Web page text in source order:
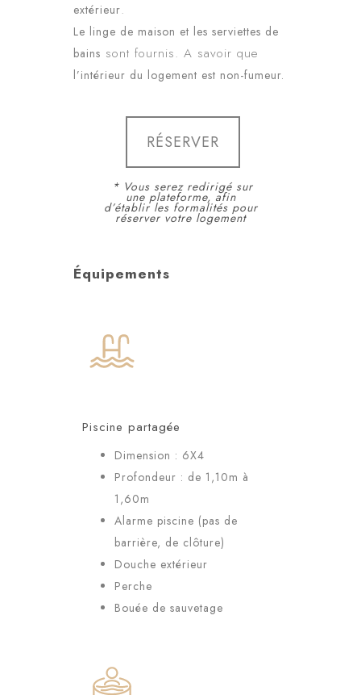
extérieur.
Le linge de maison et les serviettes de
bains sont fournis. A savoir que
l’intérieur du logement est non-fumeur.
RÉSERVER
* Vous serez redirigé sur
une plateforme, afin
d’établir les formalités pour
réserver votre logement
Équipements
Piscine partagée
Dimension : 6X4
Profondeur : de 1,10m à
1,60m
Alarme piscine (pas de
barrière, de clôture)
Douche extérieur
Perche
Bouée de sauvetage